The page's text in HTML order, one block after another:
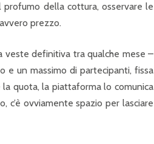
profumo della cottura, osservare le
prezzo.
veste definitiva tra qualche mese –
e un massimo di partecipanti, fissa
quota, la piattaforma lo comunica
c’è ovviamente spazio per lasciare